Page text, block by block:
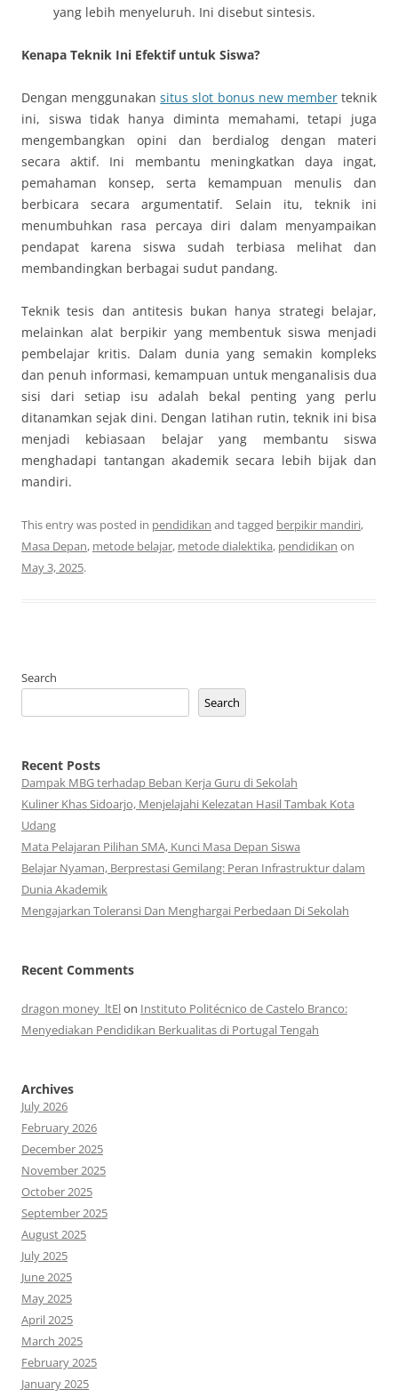
yang lebih menyeluruh. Ini disebut sintesis.
Kenapa Teknik Ini Efektif untuk Siswa?
Dengan menggunakansitus slot bonus new memberteknik
ini, siswa tidak hanya diminta memahami, tetapi juga
mengembangkan opini dan berdialog dengan materi
secara aktif. Ini membantu meningkatkan daya ingat,
pemahaman konsep, serta kemampuan menulis dan
berbicara secara argumentatif. Selain itu, teknik ini
menumbuhkan rasa percaya diri dalam menyampaikan
pendapat karena siswa sudah terbiasa melihat dan
membandingkan berbagai sudut pandang.
Teknik tesis dan antitesis bukan hanya strategi belajar,
melainkan alat berpikir yang membentuk siswa menjadi
pembelajar kritis. Dalam dunia yang semakin kompleks
dan penuh informasi, kemampuan untuk menganalisis dua
sisi dari setiap isu adalah bekal penting yang perlu
ditanamkan sejak dini. Dengan latihan rutin, teknik ini bisa
menjadi kebiasaan belajar yang membantu siswa
menghadapi tantangan akademik secara lebih bijak dan
mandiri.
This entry was posted in pendidikan and tagged berpikir mandiri,
Masa Depan, metode belajar, metode dialektika, pendidikan on
May 3, 2025.
Search
Search
Recent Posts
Dampak MBG terhadap Beban Kerja Guru di Sekolah
Kuliner Khas Sidoarjo, Menjelajahi Kelezatan Hasil Tambak Kota
Udang
Mata Pelajaran Pilihan SMA, Kunci Masa Depan Siswa
Belajar Nyaman, Berprestasi Gemilang: Peran Infrastruktur dalam
Dunia Akademik
Mengajarkan Toleransi Dan Menghargai Perbedaan Di Sekolah
Recent Comments
dragon money_ltElon Instituto Politécnico de Castelo Branco:
Menyediakan Pendidikan Berkualitas di Portugal Tengah
Archives
July 2026
February 2026
December 2025
November 2025
October 2025
September 2025
August 2025
July 2025
June 2025
May 2025
April 2025
March 2025
February 2025
January 2025